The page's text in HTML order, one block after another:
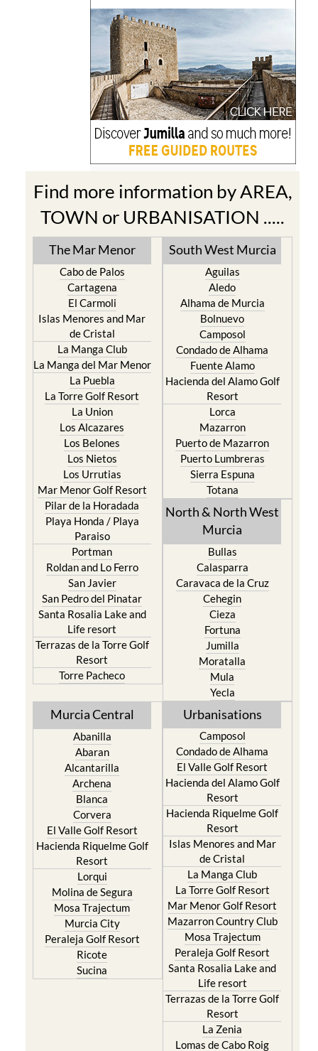
Find more information by AREA,
TOWN or URBANISATION .....
The Mar Menor
Cabo de Palos
Cartagena
El Carmoli
Islas Menores and Mar
de Cristal
La Manga Club
La Manga del Mar Menor
La Puebla
La Torre Golf Resort
La Union
Los Alcazares
Los Belones
Los Nietos
Los Urrutias
Mar Menor Golf Resort
Pilar de la Horadada
Playa Honda / Playa
Paraiso
Portman
Roldan and Lo Ferro
San Javier
San Pedro del Pinatar
Santa Rosalia Lake and
Life resort
Terrazas de la Torre Golf
Resort
Torre Pacheco
South West Murcia
Aguilas
Aledo
Alhama de Murcia
Bolnuevo
Camposol
Condado de Alhama
Fuente Alamo
Hacienda del Alamo Golf
Resort
Lorca
Mazarron
Puerto de Mazarron
Puerto Lumbreras
Sierra Espuna
Totana
North & North West
Murcia
Bullas
Calasparra
Caravaca de la Cruz
Cehegin
Cieza
Fortuna
Jumilla
Moratalla
Mula
Yecla
Murcia Central
Abanilla
Abaran
Alcantarilla
Archena
Blanca
Corvera
El Valle Golf Resort
Hacienda Riquelme Golf
Resort
Lorqui
Molina de Segura
Mosa Trajectum
Murcia City
Peraleja Golf Resort
Ricote
Sucina
Urbanisations
Camposol
Condado de Alhama
El Valle Golf Resort
Hacienda del Alamo Golf
Resort
Hacienda Riquelme Golf
Resort
Islas Menores and Mar
de Cristal
La Manga Club
La Torre Golf Resort
Mar Menor Golf Resort
Mazarron Country Club
Mosa Trajectum
Peraleja Golf Resort
Santa Rosalia Lake and
Life resort
Terrazas de la Torre Golf
Resort
La Zenia
Lomas de Cabo Roig